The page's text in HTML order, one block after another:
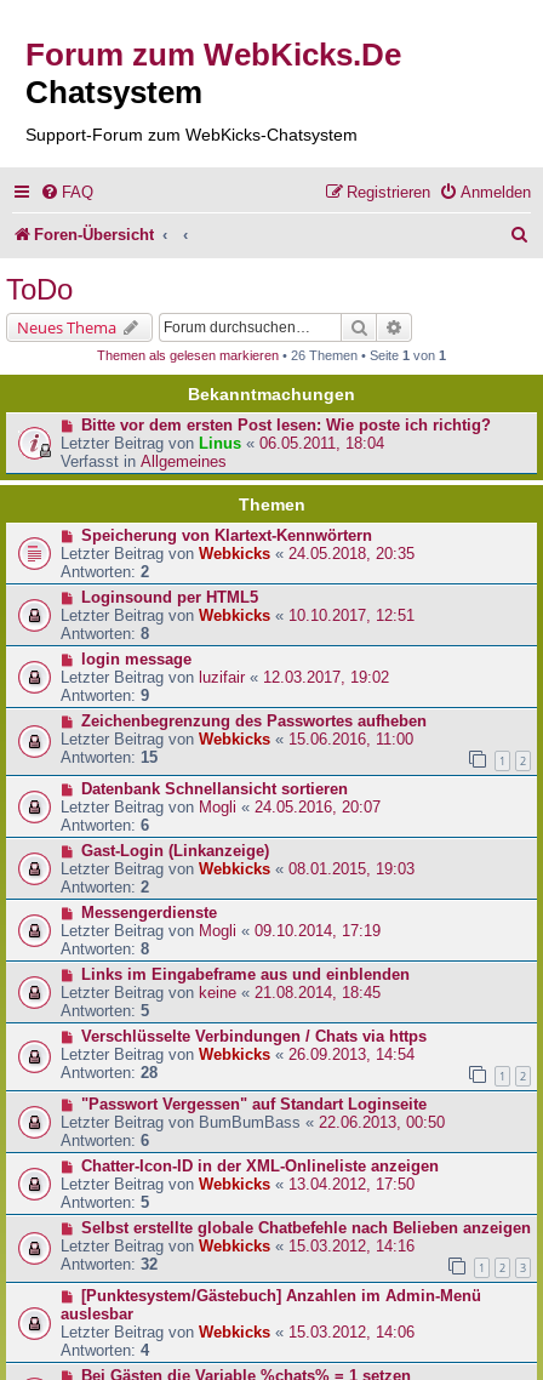
Forum zum WebKicks.De
Chatsystem
Support-Forum zum WebKicks-Chatsystem
FAQ Anmelden
Registrieren
Foren-Übersicht
e
ToDo
Neues Thema Suche
Themen als gelesen markieren • 26 Themen • Seite 1 von 1
Bekanntmachungen
Bitte vor dem ersten Post lesen: Wie poste ich richtig?
Letzter Beitrag von Linus « 06.05.2011, 18:04
Verfasst in Allgemeines
Themen
Speicherung von Klartext-Kennwörtern
Letzter Beitrag von Webkicks « 24.05.2018, 20:35
Antworten: 2
Loginsound per HTML5
Letzter Beitrag von Webkicks « 10.10.2017, 12:51
Antworten: 8
login message
Letzter Beitrag von luzifair« 12.03.2017, 19:02
Antworten: 9
Zeichenbegrenzung des Passwortes aufheben
Letzter Beitrag von Webkicks « 15.06.2016, 11:00
Antworten: 15 1 2
Datenbank Schnellansicht sortieren
Letzter Beitrag von Mogli « 24.05.2016, 20:07
Antworten: 6
Gast-Login (Linkanzeige)
Letzter Beitrag von Webkicks « 08.01.2015, 19:03
Antworten: 2
Messengerdienste
Letzter Beitrag von Mogli « 09.10.2014, 17:19
Antworten: 8
Links im Eingabeframe aus und einblenden
Letzter Beitrag von keine « 21.08.2014, 18:45
Antworten: 5
Verschlüsselte Verbindungen / Chats via https
Letzter Beitrag von Webkicks « 26.09.2013, 14:54
Antworten: 28 1 2
"Passwort Vergessen" auf Standart Loginseite
Letzter Beitrag von BumBumBass « 22.06.2013, 00:50
Antworten: 6
Chatter-Icon-ID in der XML-Onlineliste anzeigen
Letzter Beitrag von Webkicks « 13.04.2012, 17:50
Antworten: 5
Selbst erstellte globale Chatbefehle nach Belieben anzeigen
Letzter Beitrag von Webkicks « 15.03.2012, 14:16
Antworten: 32 1 2 3
[Punktesystem/Gästebuch] Anzahlen im Admin-Menü
auslesbar
Letzter Beitrag von Webkicks « 15.03.2012, 14:06
Antworten: 4
Bei Gästen die Variable %chats% = 1 setzen